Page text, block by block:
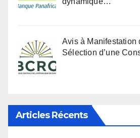
Avis à Manifestation
Sélection d’une
Articles Récents